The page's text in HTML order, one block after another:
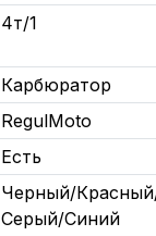
4т/1
Карбюратор
RegulMoto
Есть
Черный/
Серый/Синий